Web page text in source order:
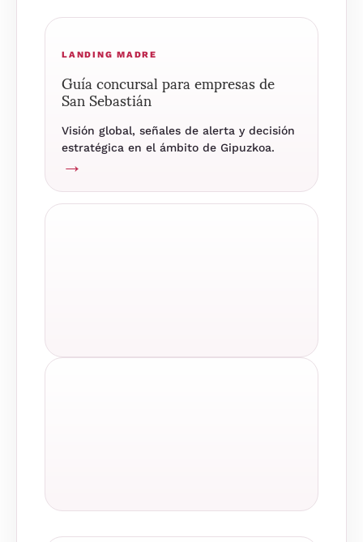
LANDING MADRE
Guía concursal para empresas de
San Sebastián
Visión global, señales de alerta y decisión
estratégica en el ámbito de Gipuzkoa.
→